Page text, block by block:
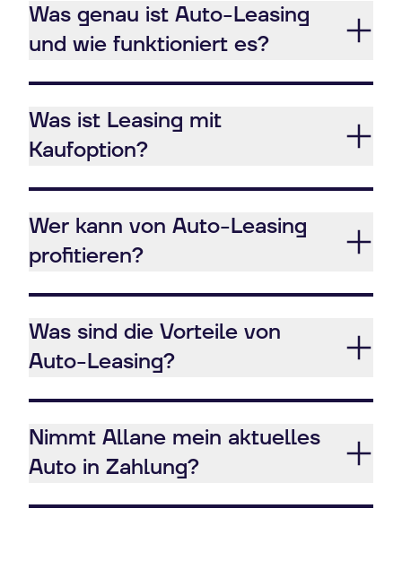
Was genau ist Auto-Leasing
und wie funktioniert es?
Was ist Leasing mit
Kaufoption?
Wer kann von Auto-Leasing
profitieren?
Was sind die Vorteile von
Auto-Leasing?
Nimmt Allane mein aktuelles
Auto in Zahlung?